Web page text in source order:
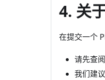
4. 关
在提交一个
请先查
我们建